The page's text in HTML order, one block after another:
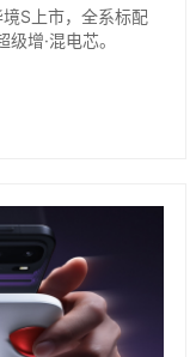
S上市，全系标配
增·混电芯。